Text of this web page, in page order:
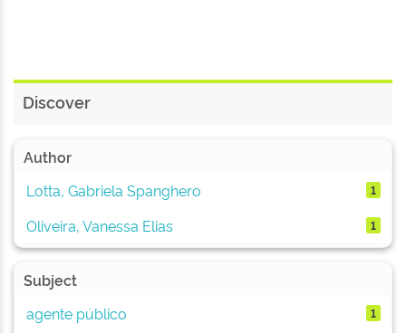
Discover
Author
Lotta, Gabriela Spanghero
1
Oliveira, Vanessa Elias 1
Subject
agente público
1